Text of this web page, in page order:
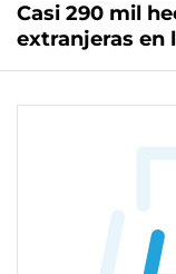
Casi 290 mil
extranjeras en